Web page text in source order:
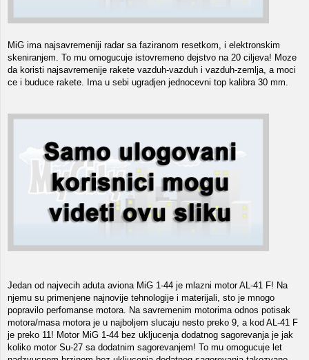
MiG ima najsavremeniji radar sa faziranom resetkom, i elektronskim
skeniranjem. To mu omogucuje istovremeno dejstvo na 20 ciljeva! Moze
da koristi najsavremenije rakete vazduh-vazduh i vazduh-zemlja, a moci
ce i buduce rakete. Ima u sebi ugradjen jednocevni top kalibra 30 mm.
Jedan od najvecih aduta aviona MiG 1-44 je mlazni motor AL-41 F! Na
njemu su primenjene najnovije tehnologije i materijali, sto je mnogo
popravilo perfomanse motora. Na savremenim motorima odnos potisak
motora/masa motora je u najboljem slucaju nesto preko 9, a kod AL-41 F
je preko 11! Motor MiG 1-44 bez ukljucenja dodatnog sagorevanja je jak
koliko motor Su-27 sa dodatnim sagorevanjem! To mu omogucuje let